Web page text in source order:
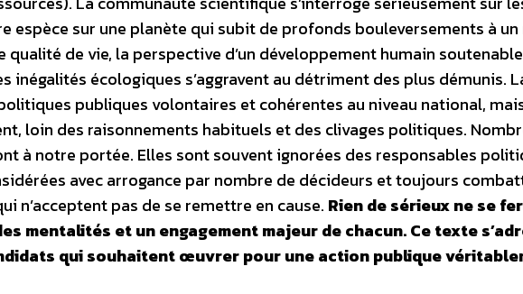
espèce sur une planète qui subit de profonds bouleversements à
qualité de vie, la perspective d’un développement humain
inégalités écologiques s’aggravent au détriment des plus démunis.
publiques volontaires et cohérentes au niveau national,
loin des raisonnements habituels et des clivages politiques.
à notre portée. Elles sont souvent ignorées des responsables
avec arrogance par nombre de décideurs et toujours
n’acceptent pas de se remettre en cause. Rien de sérieux ne se
mentalités et un engagement majeur de chacun. Ce texte
qui souhaitent œuvrer pour une action publique